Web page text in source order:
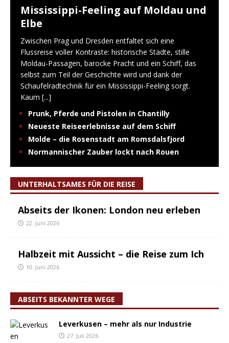
Mississippi-Feeling auf Moldau und
Elbe
Zwischen Prag und Dresden entfaltet sich eine
Flussreise voller Kontraste: historische Städte, stille
Moldau-Passagen, barocke Pracht und ein Schiff, das
selbst zum Teil der Geschichte wird und dank der
Schaufelradtechnik für ein Mississippi-Feeling sorgt.
Kaum [...]
Prunk, Pferde und Pistolen in Chantilly
Neueste Reiseerlebnisse auf dem Schiff
Molde – die Rosenstadt am Romsdalsfjord
Normannischer Zauber lockt nach Rouen
UNTERHALTSAMES FÜR DIE REISE
Abseits der Ikonen: London neu erleben
22. Juni 2026
Halbzeit mit Aussicht – die Reise zum Ich
10. Juni 2026
ABSEITS BEKANNTER WEGE
Leverkusen – mehr als nur Industrie
27. Juli 2026